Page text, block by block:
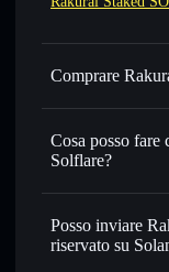
Comprare
Rakurai Staked
Cosa posso fare
Solflare?
Rakurai
Scambiare
USDC o in
Posso inviare
riservato su